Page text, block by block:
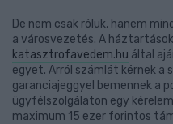
De nem csak róluk, hanem
a városvezetés. A
katasztrofavedem.hu által
egyet. Arról számlát kérnek a
garanciajeggyel bemennek a
ügyfélszolgálaton egy
maximum 15 ezer forintos